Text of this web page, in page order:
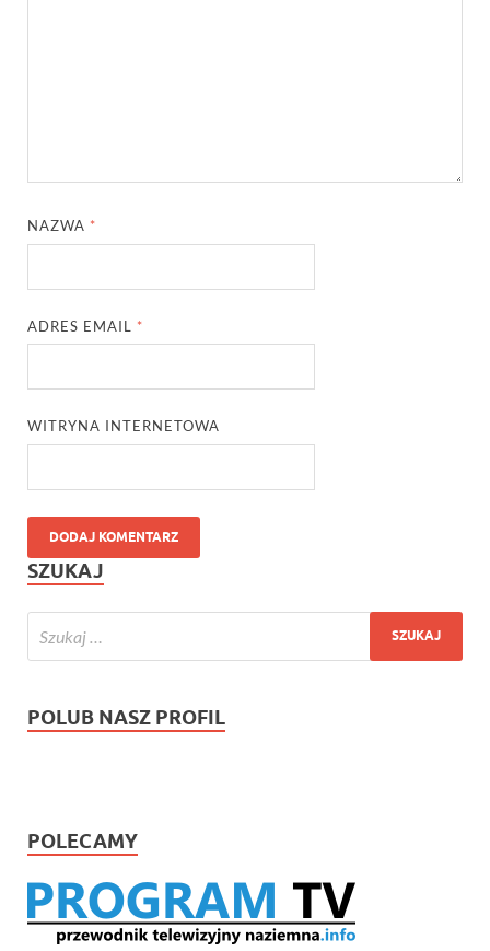
NAZWA *
ADRES EMAIL *
WITRYNA INTERNETOWA
SZUKAJ
POLUB NASZ PROFIL
POLECAMY